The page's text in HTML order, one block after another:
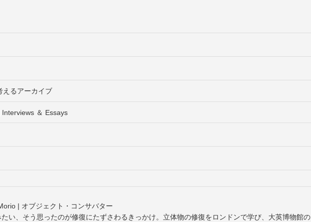
えるアーカイブ
＆ Essays
| オブジェクト・コンサバター
い、そう思ったのが修復にたずさわるきっかけ。立体物の修復をロンドンで学び、大英博物館の